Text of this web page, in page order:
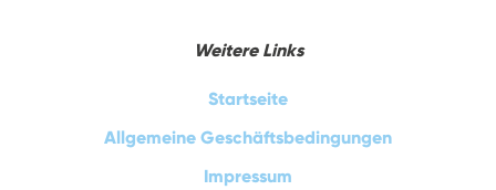
Weitere Links
Startseite
Allgemeine Geschäftsbedingungen
Impressum